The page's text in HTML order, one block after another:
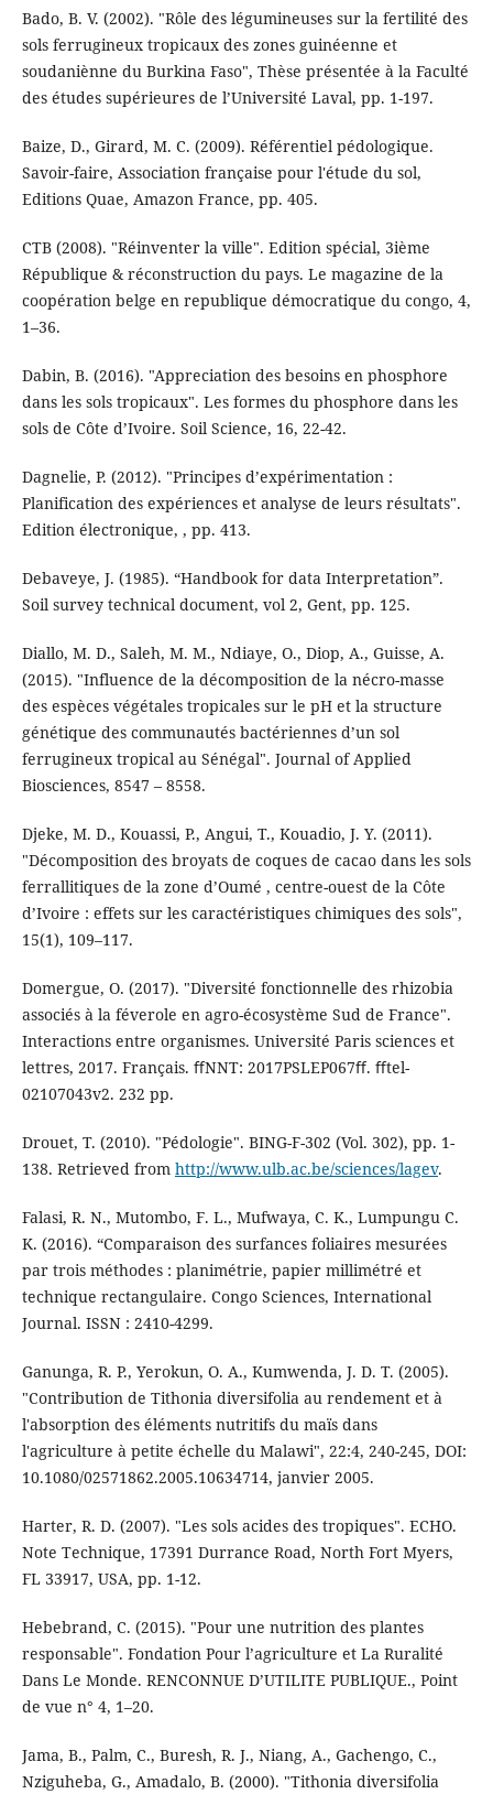
Bado, B. V. (2002). "Rôle des légumineuses sur la fertilité des
sols ferrugineux tropicaux des zones guinéenne et
soudaniènne du Burkina Faso", Thèse présentée à la Faculté
des études supérieures de l’Université Laval, pp. 1-197.
Baize, D., Girard, M. C. (2009). Référentiel pédologique.
Savoir-faire, Association française pour l'étude du sol,
Editions Quae, Amazon France, pp. 405.
CTB (2008). "Réinventer la ville". Edition spécial, 3ième
République & réconstruction du pays. Le magazine de la
coopération belge en republique démocratique du congo, 4,
1–36.
Dabin, B. (2016). "Appreciation des besoins en phosphore
dans les sols tropicaux". Les formes du phosphore dans les
sols de Côte d’Ivoire. Soil Science, 16, 22-42.
Dagnelie, P. (2012). "Principes d’expérimentation :
Planification des expériences et analyse de leurs résultats".
Edition électronique, , pp. 413.
Debaveye, J. (1985). “Handbook for data Interpretation”.
Soil survey technical document, vol 2, Gent, pp. 125.
Diallo, M. D., Saleh, M. M., Ndiaye, O., Diop, A., Guisse, A.
(2015). "Influence de la décomposition de la nécro-masse
des espèces végétales tropicales sur le pH et la structure
génétique des communautés bactériennes d’un sol
ferrugineux tropical au Sénégal". Journal of Applied
Biosciences, 8547 – 8558.
Djeke, M. D., Kouassi, P., Angui, T., Kouadio, J. Y. (2011).
"Décomposition des broyats de coques de cacao dans les sols
ferrallitiques de la zone d’Oumé , centre-ouest de la Côte
d’Ivoire : effets sur les caractéristiques chimiques des sols",
15(1), 109–117.
Domergue, O. (2017). "Diversité fonctionnelle des rhizobia
associés à la féverole en agro-écosystème Sud de France".
Interactions entre organismes. Université Paris sciences et
lettres, 2017. Français. ﬀNNT: 2017PSLEP067ﬀ. ﬀtel-
02107043v2. 232 pp.
Drouet, T. (2010). "Pédologie". BING-F-302 (Vol. 302), pp. 1-
138. Retrieved from http://www.ulb.ac.be/sciences/lagev.
Falasi, R. N., Mutombo, F. L., Mufwaya, C. K., Lumpungu C.
K. (2016). “Comparaison des surfances foliaires mesurées
par trois méthodes : planimétrie, papier millimétré et
technique rectangulaire. Congo Sciences, International
Journal. ISSN : 2410-4299.
Ganunga, R. P., Yerokun, O. A., Kumwenda, J. D. T. (2005).
"Contribution de Tithonia diversifolia au rendement et à
l'absorption des éléments nutritifs du maïs dans
l'agriculture à petite échelle du Malawi", 22:4, 240-245, DOI:
10.1080/02571862.2005.10634714, janvier 2005.
Harter, R. D. (2007). "Les sols acides des tropiques". ECHO.
Note Technique, 17391 Durrance Road, North Fort Myers,
FL 33917, USA, pp. 1-12.
Hebebrand, C. (2015). "Pour une nutrition des plantes
responsable". Fondation Pour l’agriculture et La Ruralité
Dans Le Monde. RENCONNUE D’UTILITE PUBLIQUE., Point
de vue n° 4, 1–20.
Jama, B., Palm, C., Buresh, R. J., Niang, A., Gachengo, C.,
Nziguheba, G., Amadalo, B. (2000). "Tithonia diversifolia